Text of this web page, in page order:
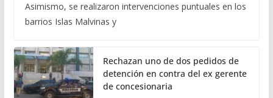
Asimismo, se realizaron intervenciones puntuales en los
barrios Islas Malvinas y
Rechazan uno de dos pedidos de
detención en contra del ex gerente
de concesionaria